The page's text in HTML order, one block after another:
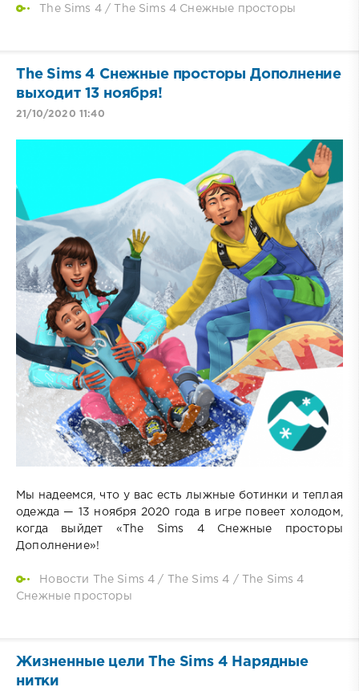
The Sims 4/ The Sims 4 Снежные просторы
The Sims 4 Снежные просторы Дополнение
выходит 13 ноября!
21/10/2020 11:40
Мы надеемся, что у вас есть лыжные ботинки и теплая
одежда — 13 ноября 2020 года в игре повеет холодом,
когда выйдет «The Sims 4 Снежные просторы
Дополнение»!
Новости The Sims 4 / The Sims 4 /
The Sims 4
Снежные просторы
Жизненные цели The Sims 4 Нарядные
нитки